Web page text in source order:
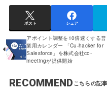
ポスト シェア
アポイント調整を10倍速くする営
業用カレンダー 「Cu-hacker for
Salesforce」を株式会社co-
meetingが提供開始
RECOMMEND